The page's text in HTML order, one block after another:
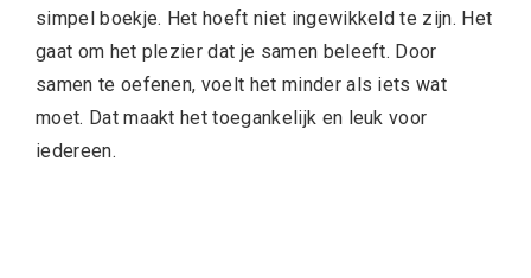
simpel boekje. Het hoeft niet ingewikkeld te zijn. Het
gaat om het plezier dat je samen beleeft. Door
samen te oefenen, voelt het minder als iets wat
moet. Dat maakt het toegankelijk en leuk voor
iedereen.